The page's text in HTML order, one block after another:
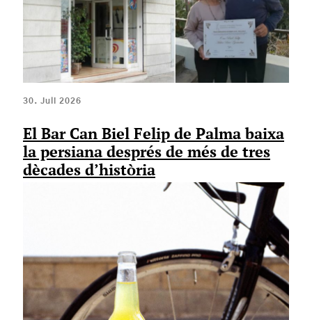
30. Juli 2026
El Bar Can Biel Felip de Palma baixa
la persiana després de més de tres
dècades d’història